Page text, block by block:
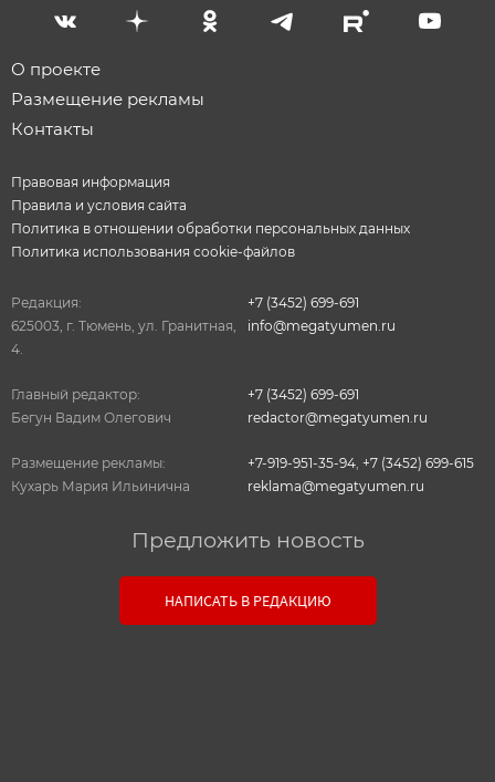
О проекте
Размещение рекламы
Контакты
Правовая информация
Правила и условия сайта
Политика в отношении обработки персональных данных
Политика использования cookie-файлов
Редакция:
625003, г. Тюмень, ул. Гранитная,
4.
+7 (3452) 699-691
info@megatyumen.ru
Главный редактор:
Бегун Вадим Олегович
+7 (3452) 699-691
redactor@megatyumen.ru
Размещение рекламы:
Кухарь Мария Ильинична
+7-919-951-35-94 +7 (3452) 699-615
reklama@megatyumen.ru
Предложить новость
НАПИСАТЬ В РЕДАКЦИЮ
Связь с редакцией
Оставьте свои настоящие контактные данные,